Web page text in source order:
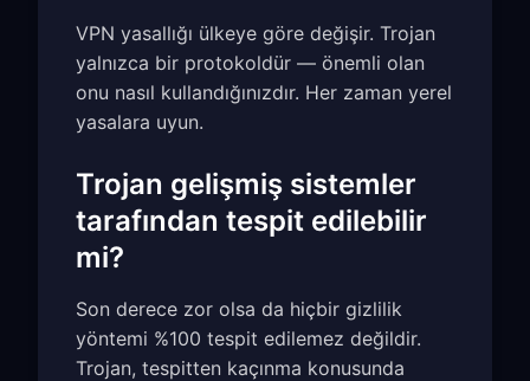
VPN yasallığı ülkeye göre değişir. Trojan
yalnızca bir protokoldür — önemli olan
onu nasıl kullandığınızdır. Her zaman yerel
yasalara uyun.
Trojan gelişmiş sistemler
tarafından tespit edilebilir
mi?
Son derece zor olsa da hiçbir gizlilik
yöntemi %100 tespit edilemez değildir.
Trojan, tespitten kaçınma konusunda